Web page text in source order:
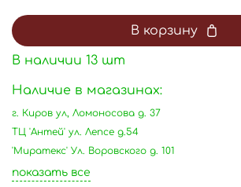
В корзину
В наличии 13 шт
Наличие в магазинах:
г. Киров ул, Ломоносова д. 37
ТЦ 'Антей' ул. Лепсе д.54
'Миратекс' Ул. Воровского д. 101
показать все